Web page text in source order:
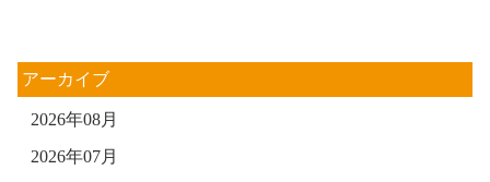
アーカイブ
2026年08月
2026年07月